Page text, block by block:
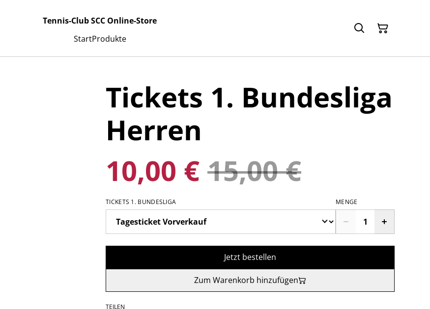
Tennis-Club SCC Online-Store
StartProdukte
Tickets 1. Bundesliga
Herren
10,00 € 15,00 €
TICKETS 1. BUNDESLIGA MENGE
Jetzt bestellen
Zum Warenkorb hinzufügen
TEILEN